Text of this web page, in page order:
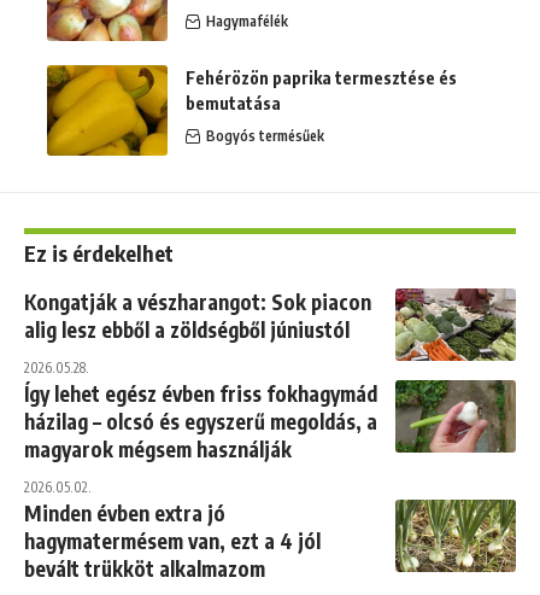
Hagymafélék
Fehérözön paprika termesztése és
bemutatása
Bogyós termésűek
Ez is érdekelhet
Kongatják a vészharangot: Sok piacon
alig lesz ebből a zöldségből júniustól
2026.05.28.
Így lehet egész évben friss fokhagymád
házilag – olcsó és egyszerű megoldás, a
magyarok mégsem használják
2026.05.02.
Minden évben extra jó
hagymatermésem van, ezt a 4 jól
bevált trükköt alkalmazom